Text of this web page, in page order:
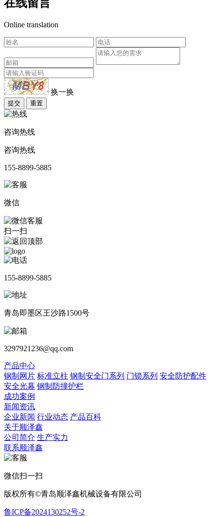
在线留言
Online translation
换一换
提交 重置
咨询热线
咨询热线
155-8899-5885
微信
扫一扫
155-8899-5885
青岛即墨区王沙路1500号
3297921236@qq.com
产品中心
钢制网片 标准立柱 钢制安全门系列 门锁系列 安全防护配件
安全光幕 钢制防撞护栏
成功案例
新闻资讯
企业新闻 行业动态 产品百科
关于顺泽鑫
公司简介 生产实力
联系顺泽鑫
微信扫一扫
版权所有©青岛顺泽鑫机械设备有限公司
鲁ICP备2024130252号-2